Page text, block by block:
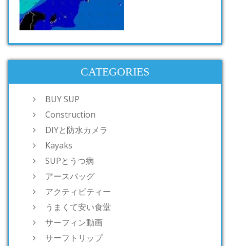
CATEGORIES
BUY SUP
Construction
DIYと防水カメラ
Kayaks
SUPとうつ病
アースバッグ
アクティビティー
うまくて安い食堂
サーフィン動画
サーフトリップ